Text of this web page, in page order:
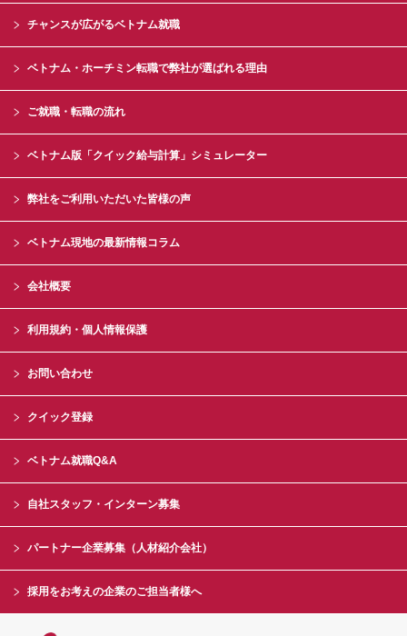
チャンスが広がるベトナム就職
ベトナム・ホーチミン転職で弊社が選ばれる理由
ご就職・転職の流れ
ベトナム版「クイック給与計算」シミュレーター
弊社をご利用いただいた皆様の声
ベトナム現地の最新情報コラム
会社概要
利用規約・個人情報保護
お問い合わせ
クイック登録
ベトナム就職Q&A
自社スタッフ・インターン募集
パートナー企業募集（人材紹介会社）
採用をお考えの企業のご担当者様へ